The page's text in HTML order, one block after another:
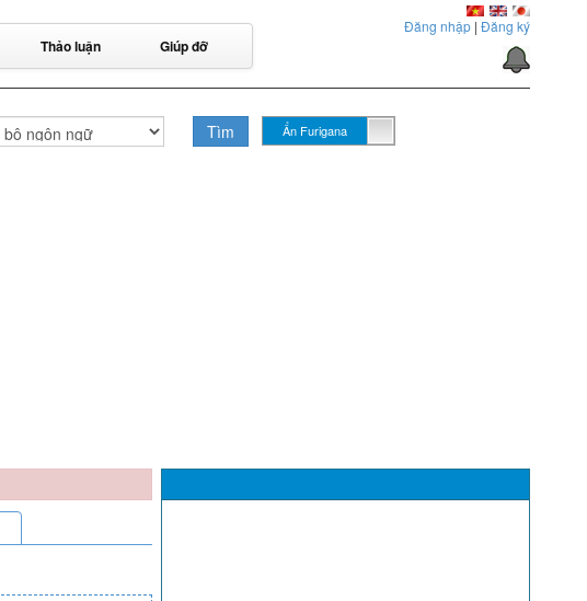
Thảo luận Giúp đỡ
Đăng nhập | Đăng ký
Tìm Ẩn Furigana